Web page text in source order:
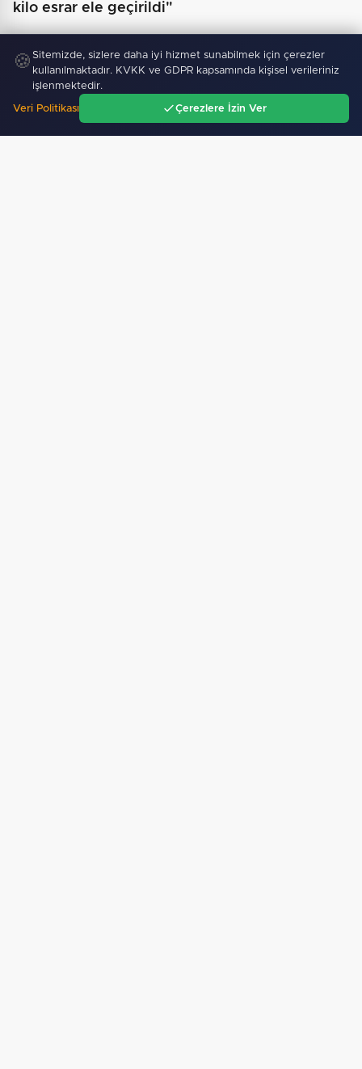
kilo esrar ele geçirildi"
🍪 Sitemizde, sizlere daha iyi hizmet sunabilmek için çerezler
kullanılmaktadır. KVKK ve GDPR kapsamında kişisel verileriniz
işlenmektedir.
Veri Politikası Çerezlere İzin Ver
Gündem Ara Menü